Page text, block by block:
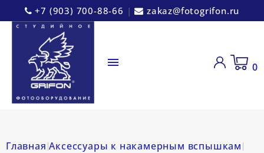
+7 (903) 700-88-66 | zakaz@fotogrifon.ru
 0
Главная Аксессуары к накамерным вспышкам